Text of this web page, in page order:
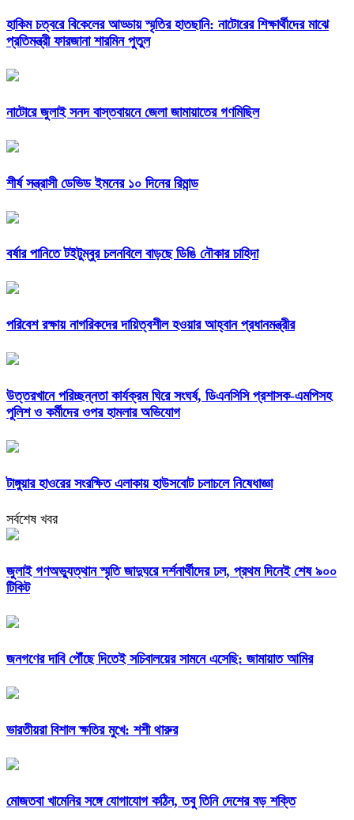
হাকিম চত্বরে বিকেলের আড্ডায় স্মৃতির হাতছানি: নাটোরের শিক্ষার্থীদের মাঝে
প্রতিমন্ত্রী ফারজানা শারমিন পুতুল
নাটোরে জুলাই সনদ বাস্তবায়নে জেলা জামায়াতের গণমিছিল
শীর্ষ সন্ত্রাসী ডেভিড ইমনের ১০ দিনের রিমান্ড
বর্ষার পানিতে টইটুম্বুর চলনবিলে বাড়ছে ডিঙি নৌকার চাহিদা
পরিবেশ রক্ষায় নাগরিকদের দায়িত্বশীল হওয়ার আহ্বান প্রধানমন্ত্রীর
উত্তরখানে পরিচ্ছন্নতা কার্যক্রম ঘিরে সংঘর্ষ, ডিএনসিসি প্রশাসক-এমপিসহ
পুলিশ ও কর্মীদের ওপর হামলার অভিযোগ
টাঙ্গুয়ার হাওরের সংরক্ষিত এলাকায় হাউসবোট চলাচলে নিষেধাজ্ঞা
সর্বশেষ খবর
জুলাই গণঅভ্যুত্থান স্মৃতি জাদুঘরে দর্শনার্থীদের ঢল, প্রথম দিনেই শেষ ৯০০
টিকিট
জনগণের দাবি পৌঁছে দিতেই সচিবালয়ের সামনে এসেছি: জামায়াত আমির
ভারতীয়রা বিশাল ক্ষতির মুখে: শশী থারুর
মোজতবা খামেনির সঙ্গে যোগাযোগ কঠিন, তবু তিনি দেশের বড় শক্তি